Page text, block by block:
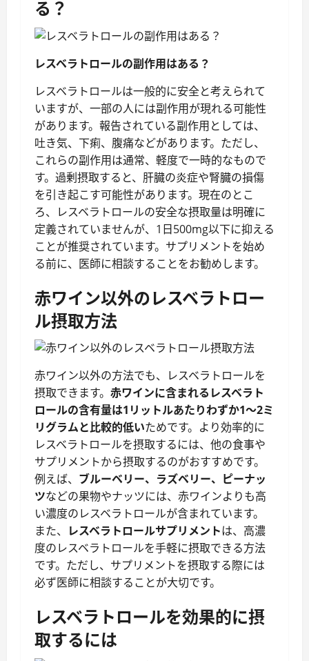
る？
レスベラトロールの副作用はある？
レスベラトロールは一般的に安全と考えられて
いますが、一部の人には副作用が現れる可能性
があります。報告されている副作用としては、
吐き気、下痢、腹痛などがあります。ただし、
これらの副作用は通常、軽度で一時的なもので
す。過剰摂取すると、肝臓の炎症や腎臓の損傷
を引き起こす可能性があります。現在のとこ
ろ、レスベラトロールの安全な摂取量は明確に
定義されていませんが、1日500mg以下に抑える
ことが推奨されています。サプリメントを始め
る前に、医師に相談することをお勧めします。
赤ワイン以外のレスベラトロー
ル摂取方法
赤ワイン以外の方法でも、レスベラトロールを
摂取できます。 赤ワインに含まれるレスベラト
ロールの含有量は1リットルあたりわずか1～2ミ
リグラムと比較的低いためです。より効率的に
レスベラトロールを摂取するには、他の食事や
サプリメントから摂取するのがおすすめです。
例えば、 ブルーベリー、ラズベリー、ピーナッ
ツなどの果物やナッツには、赤ワインよりも高
い濃度のレスベラトロールが含まれています。
また、
レスベラトロールサプリメントは、高濃
度のレスベラトロールを手軽に摂取できる方法
です。ただし、サプリメントを摂取する際には
必ず医師に相談することが大切です。
レスベラトロールを効果的に摂
取するには